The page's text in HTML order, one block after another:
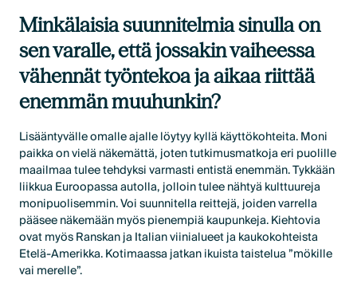
Minkälaisia suunnitelmia sinulla on
sen varalle, että jossakin vaiheessa
vähennät työntekoa ja aikaa riittää
enemmän muuhunkin?
Lisääntyvälle omalle ajalle löytyy kyllä käyttökohteita. Moni
paikka on vielä näkemättä, joten tutkimusmatkoja eri puolille
maailmaa tulee tehdyksi varmasti entistä enemmän. Tykkään
liikkua Euroopassa autolla, jolloin tulee nähtyä kulttuureja
monipuolisemmin. Voi suunnitella reittejä, joiden varrella
pääsee näkemään myös pienempiä kaupunkeja. Kiehtovia
ovat myös Ranskan ja Italian viinialueet ja kaukokohteista
Etelä-Amerikka. Kotimaassa jatkan ikuista taistelua ”mökille
vai merelle”.